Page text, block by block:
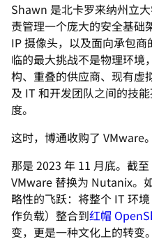
Shawn 是北卡罗来纳州立
责管理一个庞大的安全基础
IP 摄像头，以及面向承包
临的最大挑战不是物理环境
构、重叠的供应商、现有虚
及 IT 和开发团队之间的技
度。
这时，博通收购了 VMware。
那是 2023 年 11 月底。截
VMware 替换为 Nutanix。
略性的飞跃：将整个 IT 环
作负载）整合到红帽
变，更是一种文化上的转变。